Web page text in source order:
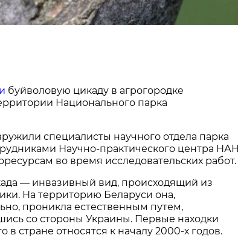
буйволовую цикаду в агрогородке
Национального парка
специалисты научного отдела парка
Научно-практического центра НАН
во время исследовательских работ.
— инвазивный вид, происходящий из
На территорию Беларуси она,
проникла естественным путем,
со стороны Украины. Первые находки
в стране относятся к началу 2000-х годов.